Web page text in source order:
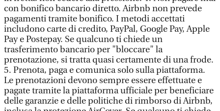
con bonifico bancario diretto. Airbnb non prevede
pagamenti tramite bonifico. I metodi accettati
includono carte di credito, PayPal, Google Pay, Apple
Pay e Postepay. Se qualcuno ti chiede un
trasferimento bancario per "bloccare" la
prenotazione, si tratta quasi certamente di una frode.
5. Prenota, paga e comunica solo sulla piattaforma.
Le prenotazioni devono sempre essere effettuate e
pagate tramite la piattaforma ufficiale per beneficiare
delle garanzie e delle politiche di rimborso di Airbnb,